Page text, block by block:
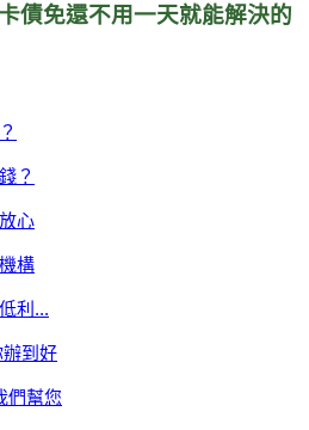
債免還不用一天就能解決的
？
心
構
利...
到好
們幫您